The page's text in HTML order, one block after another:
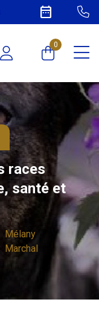
date_range
0
races
santé et
Mélany
Marchal